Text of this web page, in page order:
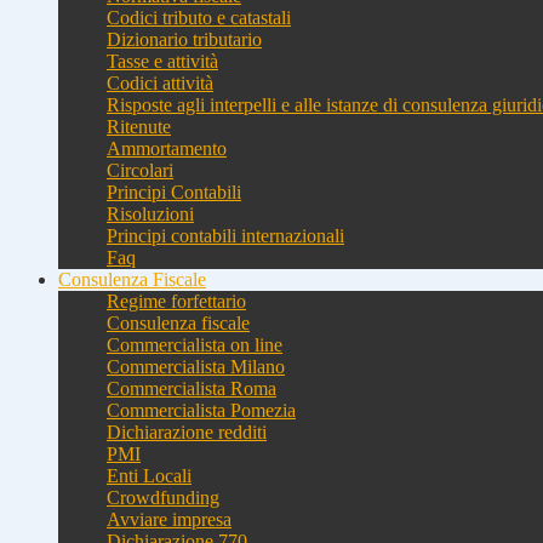
Codici tributo e catastali
Dizionario tributario
Tasse e attività
Codici attività
Risposte agli interpelli e alle istanze di consulenza
Ritenute
Ammortamento
Circolari
Principi Contabili
Risoluzioni
Principi contabili internazionali
Faq
Consulenza Fiscale
Regime forfettario
Consulenza fiscale
Commercialista on line
Commercialista Milano
Commercialista Roma
Commercialista Pomezia
Dichiarazione redditi
PMI
Enti Locali
Crowdfunding
Avviare impresa